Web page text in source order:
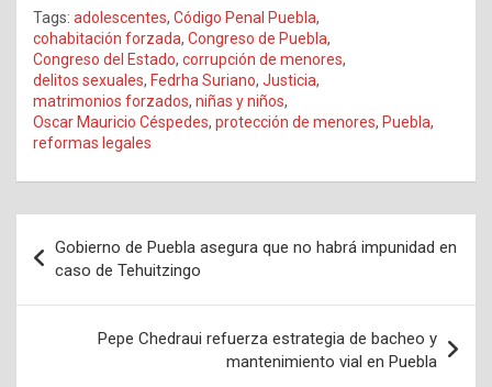
Tags: adolescentes, Código Penal Puebla,
cohabitación forzada, Congreso de Puebla,
Congreso del Estado, corrupción de menores,
delitos sexuales, Fedrha Suriano, Justicia,
matrimonios forzados, niñas y niños,
Oscar Mauricio Céspedes, protección de menores, Puebla,
reformas legales
de
entradas
Gobierno de Puebla asegura que no habrá impunidad en
caso de Tehuitzingo
Pepe Chedraui refuerza estrategia de bacheo y
mantenimiento vial en Puebla